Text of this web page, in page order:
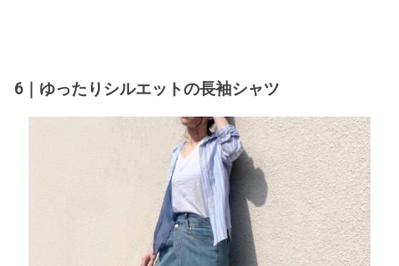
6｜ゆったりシルエットの長袖シャツ